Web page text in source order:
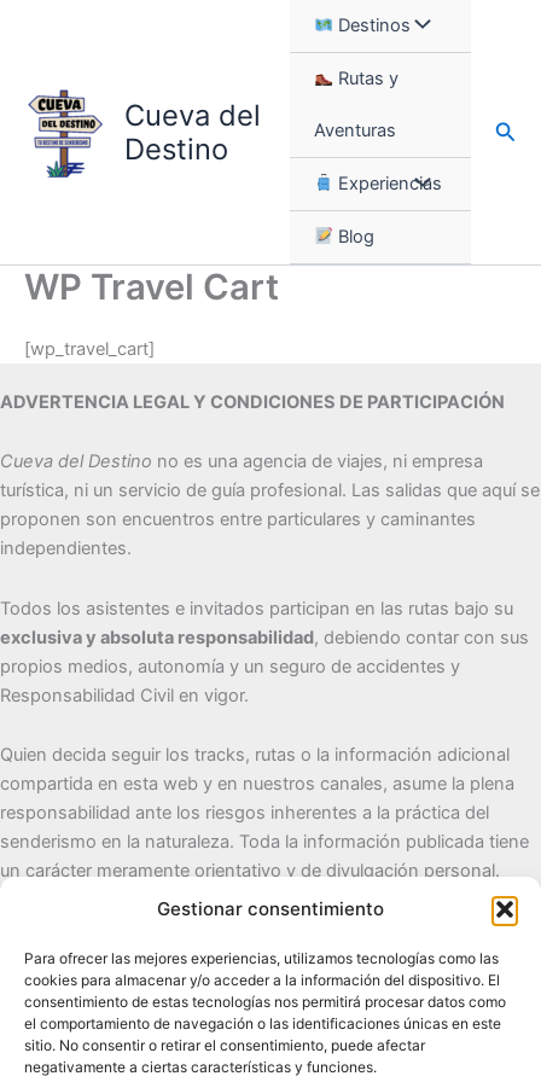
Gestionar consentimiento
Para ofrecer las mejores experiencias, utilizamos tecnologías como las
cookies para almacenar y/o acceder a la información del dispositivo. El
consentimiento de estas tecnologías nos permitirá procesar datos como
el comportamiento de navegación o las identificaciones únicas en este
sitio. No consentir o retirar el consentimiento, puede afectar
negativamente a ciertas características y funciones.
Cueva del
Destino
Destinos
Rutas y
Aventuras
Experiencias
Blog
WP Travel Cart
[wp_travel_cart]
ADVERTENCIA LEGAL Y CONDICIONES DE PARTICIPACIÓN
Cueva del Destino no es una agencia de viajes, ni empresa
turística, ni un servicio de guía profesional. Las salidas que aquí se
proponen son encuentros entre particulares y caminantes
independientes.
Todos los asistentes e invitados participan en las rutas bajo su
exclusiva y absoluta responsabilidad, debiendo contar con sus
propios medios, autonomía y un seguro de accidentes y
Responsabilidad Civil en vigor.
Quien decida seguir los tracks, rutas o la información adicional
compartida en esta web y en nuestros canales, asume la plena
responsabilidad ante los riesgos inherentes a la práctica del
senderismo en la naturaleza. Toda la información publicada tiene
un carácter meramente orientativo y de divulgación personal.
Senderismo de autor, naturaleza y pueblos con alma.
Contacto:cuevadeldestino@gmail.com |
+34 722 32 62